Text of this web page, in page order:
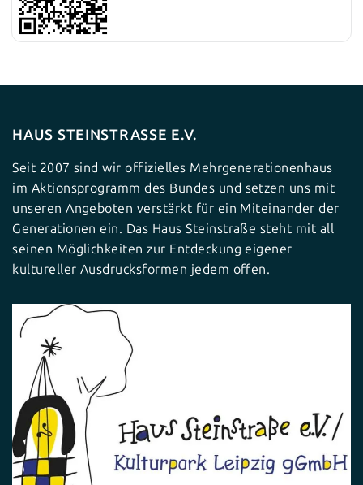
HAUS STEINSTRASSE E.V.
Seit 2007 sind wir offizielles Mehrgenerationenhaus
im Aktionsprogramm des Bundes und setzen uns mit
unseren Angeboten verstärkt für ein Miteinander der
Generationen ein. Das Haus Steinstraße steht mit all
seinen Möglichkeiten zur Entdeckung eigener
kultureller Ausdrucksformen jedem offen.